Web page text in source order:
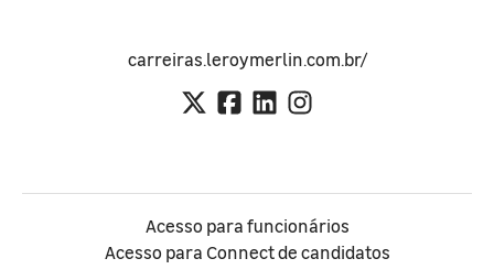
carreiras.leroymerlin.com.br/
Acesso para funcionários
Acesso para Connect de candidatos